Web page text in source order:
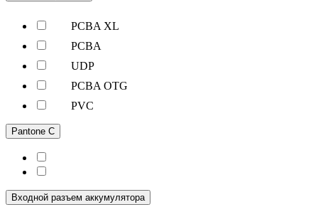
PCBA XL
PCBA
UDP
PCBA OTG
PVC
Pantone C
Входной разъем аккумулятора